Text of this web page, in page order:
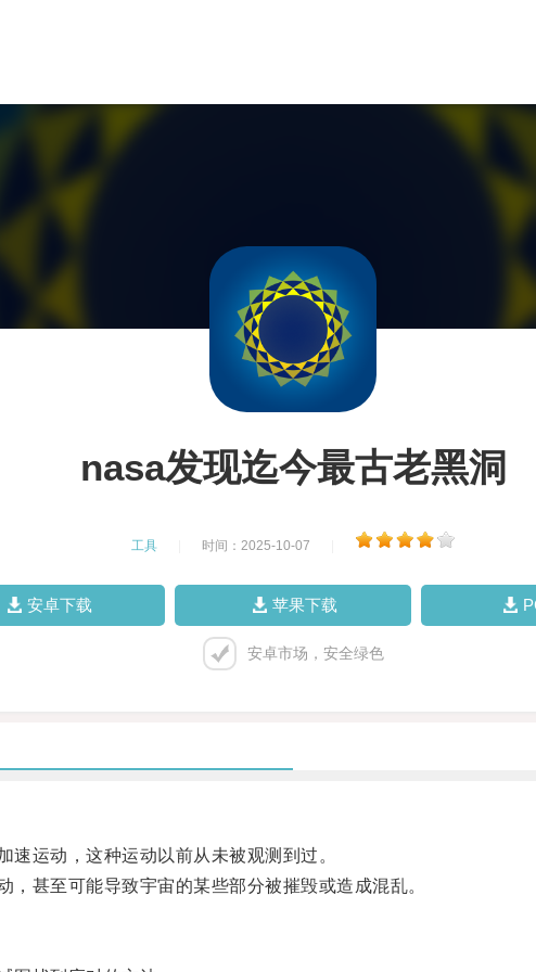
nasa发现迄今最古老黑洞
工具 时间：2025-10-07
安卓下载 苹果下载
安卓市场，安全绿色
运动，这种运动以前从未被观测到过。
甚至可能导致宇宙的某些部分被摧毁或造成混乱。